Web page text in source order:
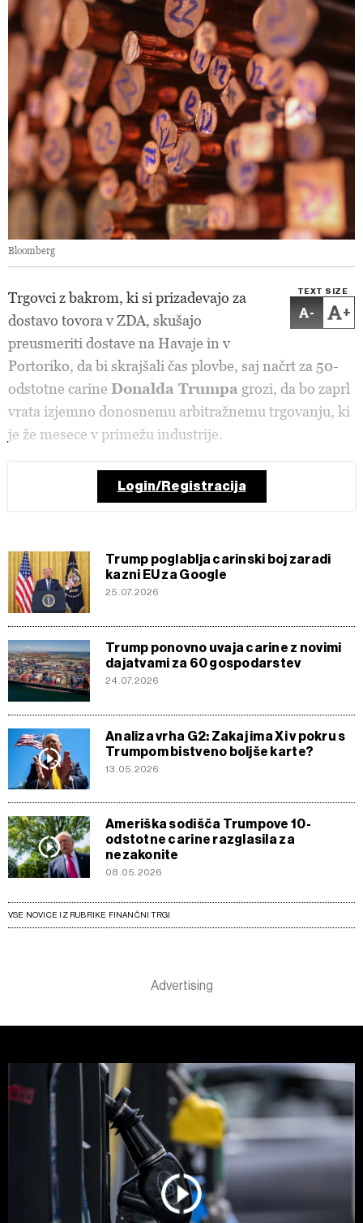
Bloomberg
TEXT SIZE
- +
Trgovci z bakrom, ki si prizadevajo za
dostavo tovora v ZDA, skušajo
preusmeriti dostave na Havaje in v
Portoriko, da bi skrajšali čas plovbe, saj načrt za 50-
odstotne carine Donalda Trumpa grozi, da bo zaprl
vrata izjemno donosnemu arbitražnemu trgovanju, ki
je že mesece v primežu industrije.
Login/Registracija
Trump poglablja carinski boj zaradi
kazni EU za Google
25.07.2026
Trump ponovno uvaja carine z novimi
dajatvami za 60 gospodarstev
24.07.2026
Analiza vrha G2: Zakaj ima Xi v pokru s
Trumpom bistveno boljše karte?
13.05.2026
Ameriška sodišča Trumpove 10-
odstotne carine razglasila za
nezakonite
08.05.2026
VSE NOVICE IZ RUBRIKE FINANČNI TRGI